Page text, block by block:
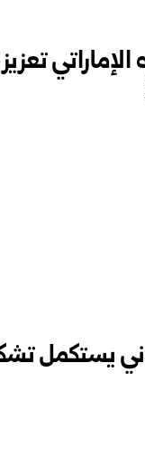
يستكمل